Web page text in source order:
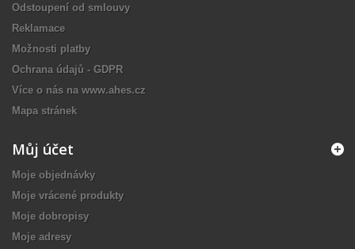
Odstoupení od smlouvy
Reklamace
Možnosti platby
Ochrana údajů - GDPR
Více o nás na www.ahes.cz
Mapa stránek
Můj účet
Moje objednávky
Moje vrácené produkty
Moje dobropisy
Moje adresy